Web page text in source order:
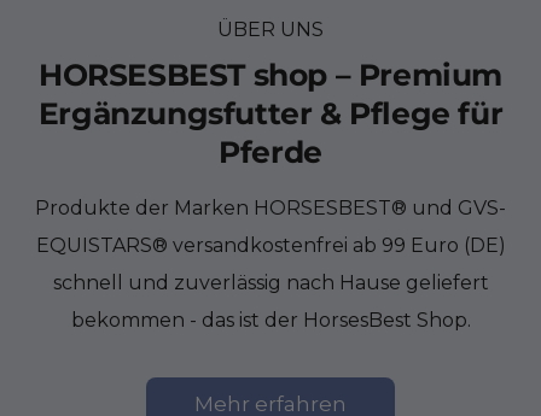
ÜBER UNS
HORSESBEST shop – Premium
Ergänzungsfutter & Pflege für
Pferde
Produkte der Marken HORSESBEST® und GVS-
EQUISTARS® versandkostenfrei ab 99 Euro (DE)
schnell und zuverlässig nach Hause geliefert
bekommen - das ist der HorsesBest Shop.
Mehr erfahren